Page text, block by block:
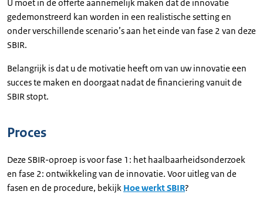
U moet in de offerte aannemelijk maken dat de innovatie
gedemonstreerd kan worden in een realistische setting en
onder verschillende scenario’s aan het einde van fase 2 van deze
SBIR.
Belangrijk is dat u de motivatie heeft om van uw innovatie een
succes te maken en doorgaat nadat de financiering vanuit de
SBIR stopt.
Proces
Deze SBIR-oproep is voor fase 1: het haalbaarheidsonderzoek
en fase 2: ontwikkeling van de innovatie. Voor uitleg van de
fasen en de procedure, bekijk Hoe werkt SBIR?